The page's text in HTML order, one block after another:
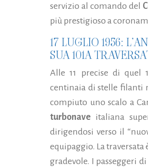
servizio al comando del
più prestigioso a
17 LUGLIO 1956:
SUA 101A
Alle 11 precise di quel
centinaia di stelle filanti
compiuto uno scalo a
turbonave italiana
dirigendosi verso il
equipaggio. La traversata
gradevole. I passeggeri